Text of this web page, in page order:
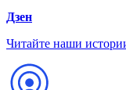
Дзен
Читайте наши